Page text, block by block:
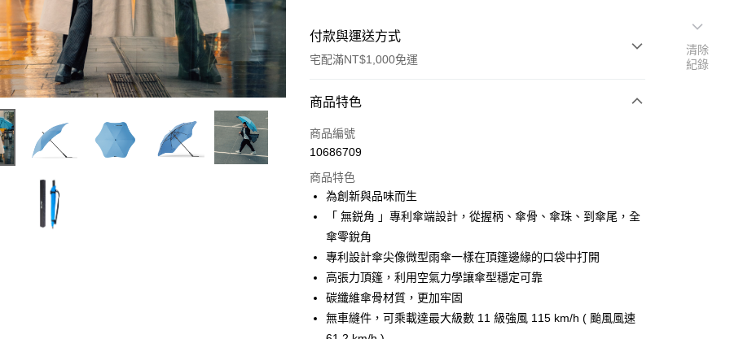
付款與運送方式
宅配滿NT$1,000免運
付款方式
信用卡一次付款
Apple Pay
街口支付
悠遊付
AFTEE先享後付
相關說明
【關於「AFTEE先享後付」】
商品特色
商品編號
10686709
商品特色
為創新與品味而生
「 無鋭角 」專利傘端設計，從握柄、傘骨、傘珠、到傘尾，全
傘零銳角
專利設計傘尖像微型雨傘一樣在頂篷邊緣的口袋中打開
高張力頂篷，利用空氣力學讓傘型穩定可靠
碳纖維傘骨材質，更加牢固
無車縫件，可乘載達最大級數 11 級強風 115 km/h ( 颱風風速
清除
紀錄